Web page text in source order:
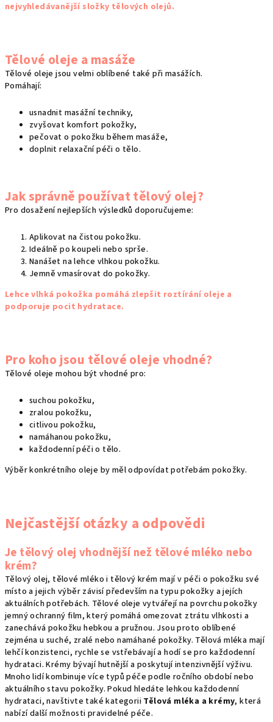
nejvyhledávanější složky tělových olejů.
Tělové oleje a masáže
Tělové oleje jsou velmi oblíbené také při masážích.
Pomáhají:
usnadnit masážní techniky,
zvyšovat komfort pokožky,
pečovat o pokožku během masáže,
doplnit relaxační péči o tělo.
Jak správně používat tělový olej?
Pro dosažení nejlepších výsledků doporučujeme:
Aplikovat na čistou pokožku.
Ideálně po koupeli nebo sprše.
Nanášet na lehce vlhkou pokožku.
Jemně vmasírovat do pokožky.
Lehce vlhká pokožka pomáhá zlepšit roztírání oleje a
podporuje pocit hydratace.
Pro koho jsou tělové oleje vhodné?
Tělové oleje mohou být vhodné pro:
suchou pokožku,
zralou pokožku,
citlivou pokožku,
namáhanou pokožku,
každodenní péči o tělo.
Výběr konkrétního oleje by měl odpovídat potřebám pokožky.
Nejčastější otázky a odpovědi
Je tělový olej vhodnější než tělové mléko nebo
krém?
Tělový olej, tělové mléko i tělový krém mají v péči o pokožku své
místo a jejich výběr závisí především na typu pokožky a jejích
aktuálních potřebách. Tělové oleje vytvářejí na povrchu pokožky
jemný ochranný film, který pomáhá omezovat ztrátu vlhkosti a
zanechává pokožku hebkou a pružnou. Jsou proto oblíbené
zejména u suché, zralé nebo namáhané pokožky. Tělová mléka mají
lehčí konzistenci, rychle se vstřebávají a hodí se pro každodenní
hydrataci. Krémy bývají hutnější a poskytují intenzivnější výživu.
Mnoho lidí kombinuje více typů péče podle ročního období nebo
aktuálního stavu pokožky. Pokud hledáte lehkou každodenní
hydrataci, navštivte také kategorii Tělová mléka a krémy, která
nabízí další možnosti pravidelné péče.